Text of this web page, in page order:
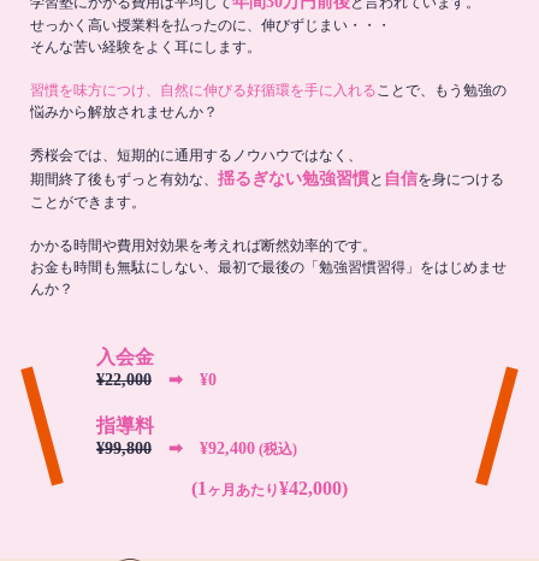
せっかく高い授業料を払ったのに、伸びずじまい・・・
そんな苦い経験をよく耳にします。
習慣を味方につけ、自然に伸びる好循環を手に入れることで、もう勉強の
悩みから解放されませんか？
秀桜会では、短期的に通用するノウハウではなく、
期間終了後もずっと有効な、 揺るぎない勉強習慣と 自信を身につける
ことができます。
かかる時間や費用対効果を考えれば断然効率的です。
お金も時間も無駄にしない、最初で最後の「勉強習慣習得」をはじめませ
んか？
入会金
¥22,000 ➡︎ ¥0
指導料
¥99,800 ➡︎ ¥92,400 (税込)
(1 ヶ月あたり¥42,000)